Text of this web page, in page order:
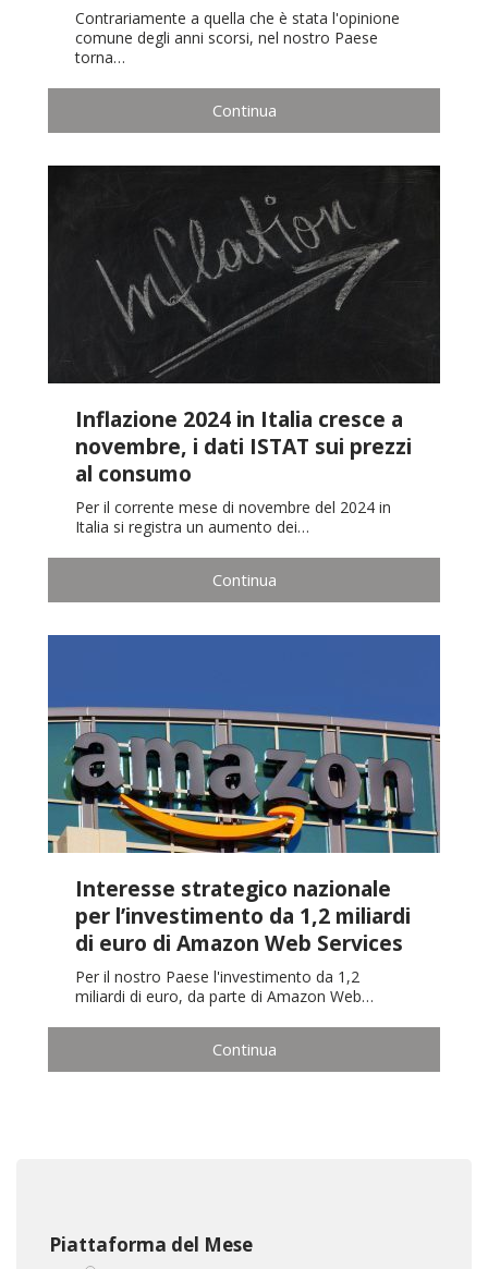
Contrariamente a quella che è stata l'opinione
comune degli anni scorsi, nel nostro Paese
torna…
Continua
Inflazione 2024 in Italia cresce a
novembre, i dati ISTAT sui prezzi
al consumo
Per il corrente mese di novembre del 2024 in
Italia si registra un aumento dei…
Continua
Interesse strategico nazionale
per l’investimento da 1,2 miliardi
di euro di Amazon Web Services
Per il nostro Paese l'investimento da 1,2
miliardi di euro, da parte di Amazon Web…
Continua
Piattaforma del Mese